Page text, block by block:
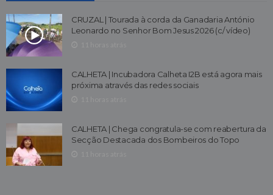
CRUZAL | Tourada à corda da Ganadaria António
Leonardo no Senhor Bom Jesus 2026 (c/ vídeo)
CALHETA | Incubadora Calheta I2B está agora mais
próxima através das redes sociais
CALHETA | Chega congratula-se com reabertura da
Secção Destacada dos Bombeiros do Topo